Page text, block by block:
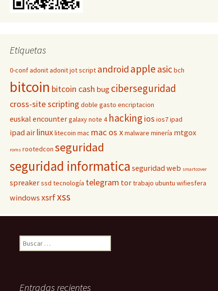
Etiquetas
0-confadonitadonit jot script android apple asicbch
bitcoin bitcoin cash bug ciberseguridad
cross-site scripting doble gasto encriptacion
euskal encountergalaxy note 4 hacking ios ios7ipad
ipad air linuxlitecoin mac mac os xmalware minería mtgox
roms rootedcon seguridad
seguridad informatica seguridad web smartcover
spreakerssd tecnología telegram tortrabajo ubuntu wifiesfera
windows xsrfxss
Buscar:
Entradas recientes